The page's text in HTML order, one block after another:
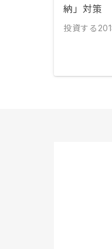
納」対策
投資する